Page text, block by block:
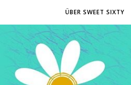
ÜBER SWEET SIXTY